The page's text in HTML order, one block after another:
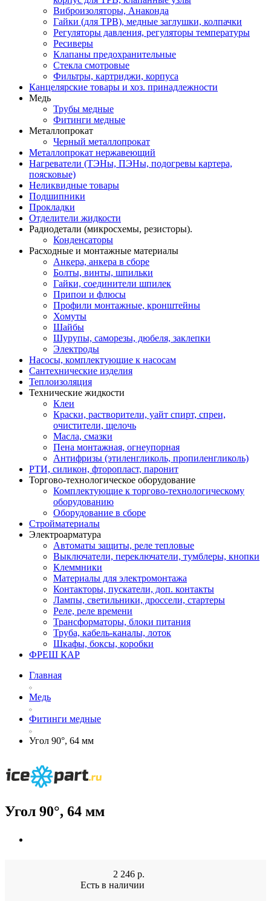
Виброизоляторы, Анаконда
Гайки (для ТРВ), медные заглушки, колпачки
Регуляторы давления, регуляторы температуры
Ресиверы
Клапаны предохранительные
Стекла смотровые
Фильтры, картриджи, корпуса
Канцелярские товары и хоз. принадлежности
Медь
Трубы медные
Фитинги медные
Металлопрокат
Черный металлопрокат
Металлопрокат нержавеющий
Нагреватели (ТЭНы, ПЭНы, подогревы картера,
поясковые)
Неликвидные товары
Подшипники
Прокладки
Отделители жидкости
Радиодетали (микросхемы, резисторы).
Конденсаторы
Расходные и монтажные материалы
Анкера, анкера в сборе
Болты, винты, шпильки
Гайки, соединители шпилек
Припои и флюсы
Профили монтажные, кронштейны
Хомуты
Шайбы
Шурупы, саморезы, дюбеля, заклепки
Электроды
Насосы, комплектующие к насосам
Сантехнические изделия
Теплоизоляция
Технические жидкости
Клеи
Краски, растворители, уайт спирт, спреи,
очистители, щелочь
Масла, смазки
Пена монтажная, огнеупорная
Антифризы (этиленгликоль, пропиленгликоль)
РТИ, силикон, фторопласт, паронит
Торгово-технологическое оборудование
Комплектующие к торгово-технологическому
оборудованию
Оборудование в сборе
Стройматериалы
Электроарматура
Автоматы защиты, реле тепловые
Выключатели, переключатели, тумблеры, кнопки
Клеммники
Материалы для электромонтажа
Контакторы, пускатели, доп. контакты
Лампы, светильники, дроссели, стартеры
Реле, реле времени
Трансформаторы, блоки питания
Труба, кабель-каналы, лоток
Шкафы, боксы, коробки
ФРЕШ КАР
Главная
Медь
Фитинги медные
Угол 90°, 64 мм
Угол 90°, 64 мм
2 246 р.
Есть в наличии